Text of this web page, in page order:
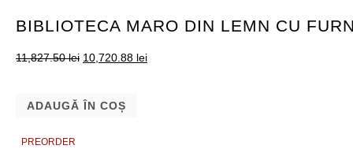
BIBLIOTECA MARO DIN LEMN CU
11,827.50lei 10,720.88 lei
ADAUGĂ ÎN COȘ
PREORDER
PREORDER